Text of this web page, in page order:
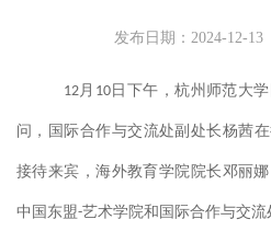
发布日期：2024-12-13
12月 10日 下午 ，杭州师范大学
问， 国际合作与交流处副 处长杨茜
接待来宾，海外教育学院院长邓丽
中国东盟-艺术学院和国际合作与交流